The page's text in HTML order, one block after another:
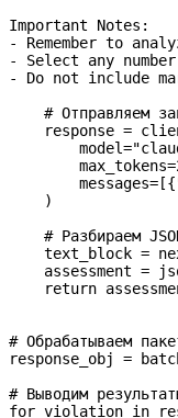
Important Notes:
- Remember to
- Select any
- Do not include
# Отправляем
    response
=
        model
=
        max_tokens
=
        messages
= [{
    )
# Разбираем
    text_block
=
    assessment
=
    return
# Обрабатываем
response_obj =
# Выводим
for violation in